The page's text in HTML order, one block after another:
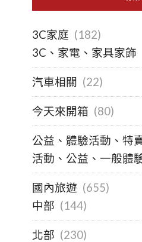
3C家庭 (182)
3C、家電、家具家飾
汽車相關 (22)
今天來開箱 (80)
公益、體驗活動、特
活動、公益、一般體
國內旅遊 (655)
中部 (144)
北部 (230)